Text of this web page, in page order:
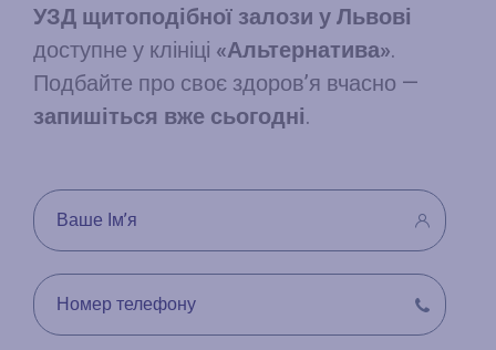
УЗД щитоподібної залози у Львові
доступне у клініці «Альтернатива».
Подбайте про своє здоров’я вчасно —
запишіться вже сьогодні.